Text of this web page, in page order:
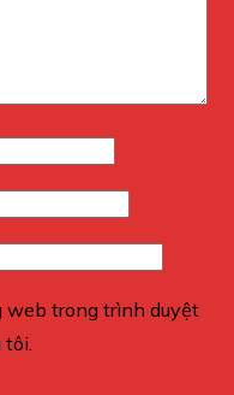
web trong trình duyệt
tôi.